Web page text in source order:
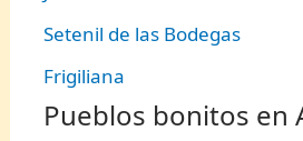
Setenil de las Bodegas
Frigiliana
Pueblos bonitos en